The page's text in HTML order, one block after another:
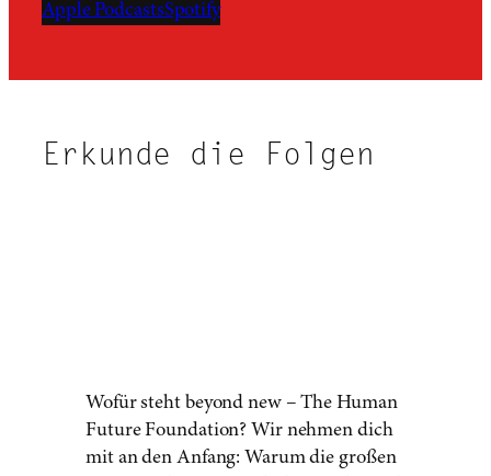
Apple PodcastsSpotify
Erkunde die Folgen
Wofür steht beyond new – The Human
Future Foundation? Wir nehmen dich
mit an den Anfang: Warum die großen